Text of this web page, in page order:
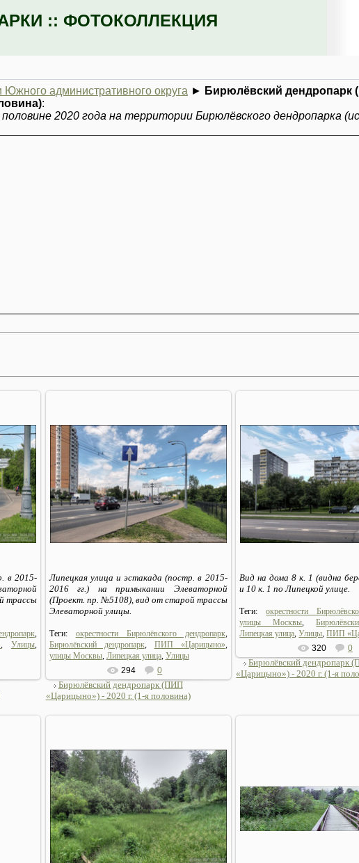
:: ФОТОКОЛЛЕКЦИЯ
Южного административного округа ► Бирюлёвский дендропарк
:
2020 года на территории Бирюлёвского дендропарка
в 2015-
трассы
,
, Улицы,
13.07.2020
Sirius_MSK
Липецкая улица и эстакада (постр. в 2015-
2016 гг.) на примыкании Элеваторной
(Проект. пр. №5108), вид от старой трассы
Элеваторной улицы.
Теги: окрестности Бирюлёвского дендропарк,
Бирюлёвский дендропарк, ПИП «Царицыно»,
улицы Москвы, Липецкая улица, Улицы
294
0
Бирюлёвский дендропарк (ПИП
«Царицыно») - 2020 г. (1-я половина)
13.07.2020
Sirius_MSK
Вид на дома 8 к. 1 (видна
и 10 к. 1 по Липецкой улице.
Теги:окрестности
улицы Москвы,
Липецкая улица,Улицы,ПИП
320
0
Бирюлёвский дендропарк
«Царицыно») - 2020 г. (1-я
06.07.2020
Sirius_MSK
06.07.2020
Sirius_MSK